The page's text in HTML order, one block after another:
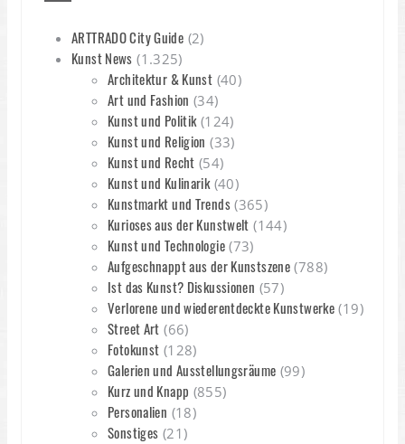
ARTTRADO City Guide (2)
Kunst News (1.325)
Architektur & Kunst (40)
Art und Fashion (34)
Kunst und Politik(124)
Kunst und Religion (33)
Kunst und Recht (54)
Kunst und Kulinarik(40)
Kunstmarkt und Trends(365)
Kurioses aus der Kunstwelt (144)
Kunst und Technologie(73)
Aufgeschnappt aus der Kunstszene (788)
Ist das Kunst? Diskussionen (57)
Verlorene und wiederentdeckte Kunstwerke (19)
Street Art (66)
Fotokunst (128)
Galerien und Ausstellungsräume (99)
Kurz und Knapp (855)
Personalien (18)
Sonstiges (21)